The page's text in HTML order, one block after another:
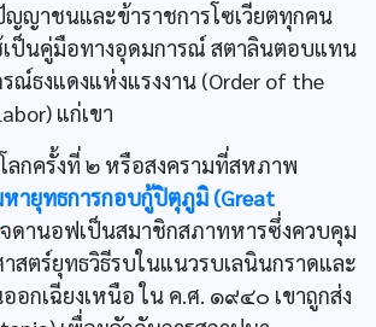
ญญาชนและข้าราชการโซเวียตทุกคน
ป็นคู่มือทางอุดมการณ์ สตาลินตอบแทน
ณ์ธงแดงแห่งแรงงาน (Order of the
แก่เขา
ลกครั้งที่ ๒ หรือสงครามที่สหภาพ
ายุทธการกอบกู้ปิตุภูมิ (Great
จดานอฟเป็นสมาชิกสภาทหารซึ่งควบคุม
สตร์ยุทธวิธีรบในแนวรบเลนินกราดและ
อกเฉียงเหนือ ใน ค.ศ. ๑๙๔๐ เขาถูกส่ง